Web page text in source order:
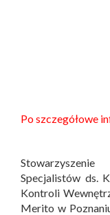
Po szczegółowe
Specjalistów ds.
Kontroli
Merito w